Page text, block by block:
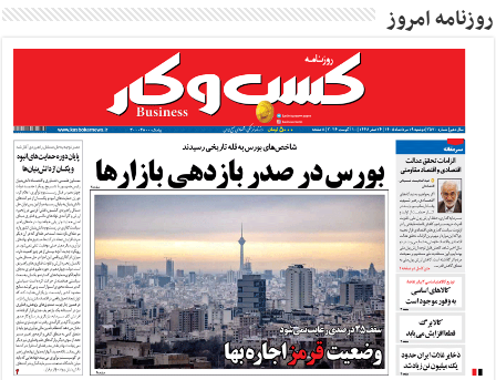
روزنامه امروز